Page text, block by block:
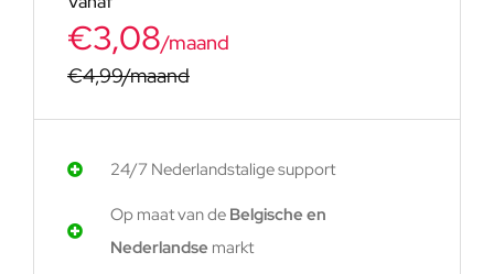
€3,08/maand
€4,99/maand
24/7 Nederlandstalige support
Op maat van de Belgische en
Nederlandse markt